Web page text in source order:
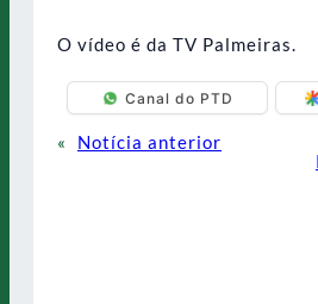
O vídeo é da TV Palmeiras.
Canal do PTD
«
Notícia anterior